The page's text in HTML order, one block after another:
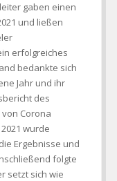
gaben einen
und ließen
erfolgreiches
bedankte sich
Jahr und ihr
des
Corona
wurde
Ergebnisse und
folgte
setzt sich wie